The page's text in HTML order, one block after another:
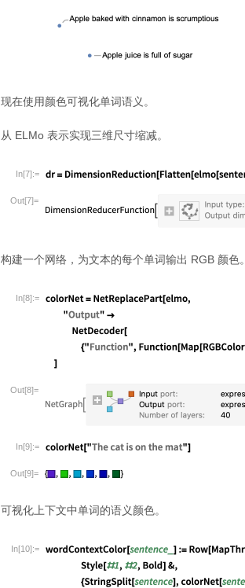
现在使用颜色可视化单词语义。
从 ELMo 表示实现三维尺寸缩减。
In[7]:=
Out[7]=
构建一个网络，为文本的每个单词输出 RGB 颜色。
In[8]:=
Out[8]=
In[9]:=
Out[9]=
可视化上下文中单词的语义颜色。
In[10]:=